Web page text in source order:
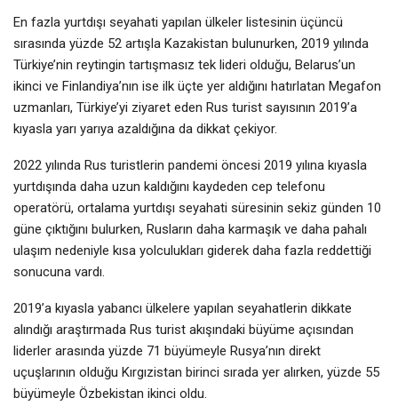
En fazla yurtdışı seyahati yapılan ülkeler listesinin üçüncü
sırasında yüzde 52 artışla Kazakistan bulunurken, 2019 yılında
Türkiye’nin reytingin tartışmasız tek lideri olduğu, Belarus’un
ikinci ve Finlandiya’nın ise ilk üçte yer aldığını hatırlatan Megafon
uzmanları, Türkiye’yi ziyaret eden Rus turist sayısının 2019’a
kıyasla yarı yarıya azaldığına da dikkat çekiyor.
2022 yılında Rus turistlerin pandemi öncesi 2019 yılına kıyasla
yurtdışında daha uzun kaldığını kaydeden cep telefonu
operatörü, ortalama yurtdışı seyahati süresinin sekiz günden 10
güne çıktığını bulurken, Rusların daha karmaşık ve daha pahalı
ulaşım nedeniyle kısa yolculukları giderek daha fazla reddettiği
sonucuna vardı.
2019’a kıyasla yabancı ülkelere yapılan seyahatlerin dikkate
alındığı araştırmada Rus turist akışındaki büyüme açısından
liderler arasında yüzde 71 büyümeyle Rusya’nın direkt
uçuşlarının olduğu Kırgızistan birinci sırada yer alırken, yüzde 55
büyümeyle Özbekistan ikinci oldu.